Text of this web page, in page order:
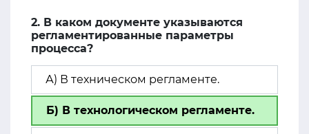
2. В каком документе указываются
регламентированные параметры
процесса?
А) В техническом регламенте.
Б) В технологическом регламенте.